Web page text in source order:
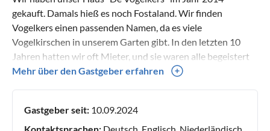
gekauft. Damals hieß es noch Fostaland. Wir finden
Vogelkers einen passenden Namen, da es viele
Vogelkirschen in unserem Garten gibt. In den letzten 10
Jahren hatten wir oft Mieter, und sie waren alle begeistert
von dem Haus, insbesondere von der Ruhe und der
Mehr über den Gastgeber erfahren
Gastgeber seit: 10.09.2024
Kontaktsprachen: Deutsch, Englisch, Niederländisch